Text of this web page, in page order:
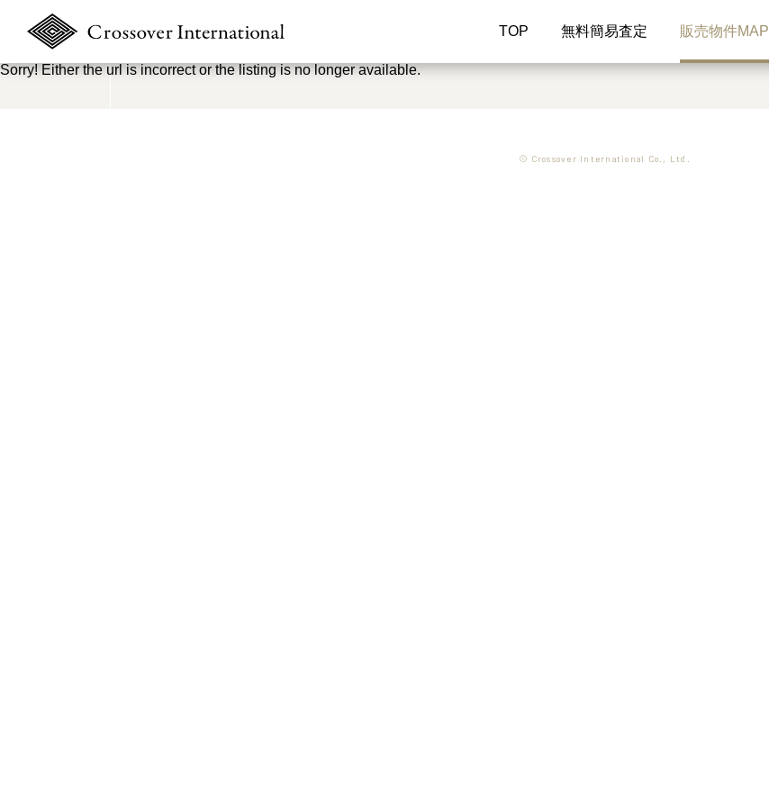
TOP 無料簡易査定 販売物件MAP
Sorry! Either the url is incorrect or the listing is no longer available.
© Crossover International Co., Ltd.